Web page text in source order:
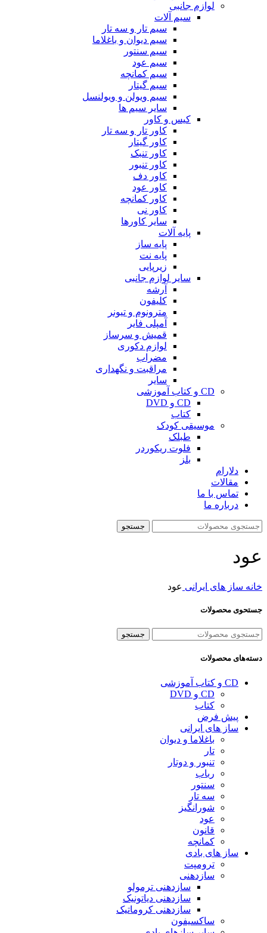
لوازم جانبی
سیم آلات
سیم تار و سه تار
سیم دیوان و باغلاما
سیم سنتور
سیم عود
سیم کمانچه
سیم گیتار
سیم ویولن و ویولنسل
سایر سیم ها
کیس و کاور
کاور تار و سه تار
کاور گیتار
کاور تنبک
کاور تنبور
کاور دف
کاور عود
کاور کمانچه
کاور نی
سایر کاورها
پایه آلات
پایه ساز
پایه نت
زیرپایی
سایر لوازم جانبی
آرشه
کلیفون
مترونوم و تیونر
آمپلی فایر
قمیش و سرساز
لوازم دکوری
مضراب
مراقبت و نگهداری
سایر
CD و کتاب آموزشی
CD و DVD
کتاب
موسیقی کودک
طبلک
فلوت ریکوردر
بلز
دلارام
مقالات
تماس با ما
درباره ما
جستجو
عود
خانه ساز های ایرانی عود
جستحوی محصولات
جستجو
دسته‌های محصولات
CD و کتاب آموزشی
CD و DVD
کتاب
پیش فرض
ساز های ایرانی
باغلاما و دیوان
تار
تنبور و دوتار
رباب
سنتور
سه تار
شورانگیز
عود
قانون
کمانچه
ساز های بادی
ترومپت
سازدهنی
سازدهنی ترمولو
سازدهنی دیاتونیک
سازدهنی کروماتیک
ساکسیفون